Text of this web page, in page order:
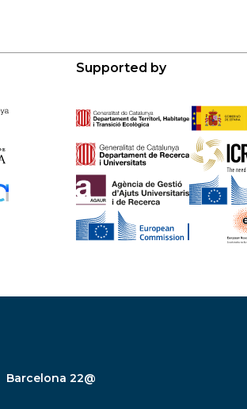
Supported by
Barcelona 22@